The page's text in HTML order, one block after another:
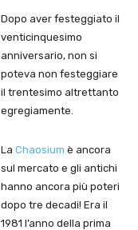
Dopo aver festeggiato il
venticinquesimo
anniversario, non si
poteva non festeggiare
il trentesimo altrettanto
egregiamente.
La Chaosium è ancora
sul mercato e gli antichi
hanno ancora più poteri
dopo tre decadi! Era il
1981 l’anno della prima